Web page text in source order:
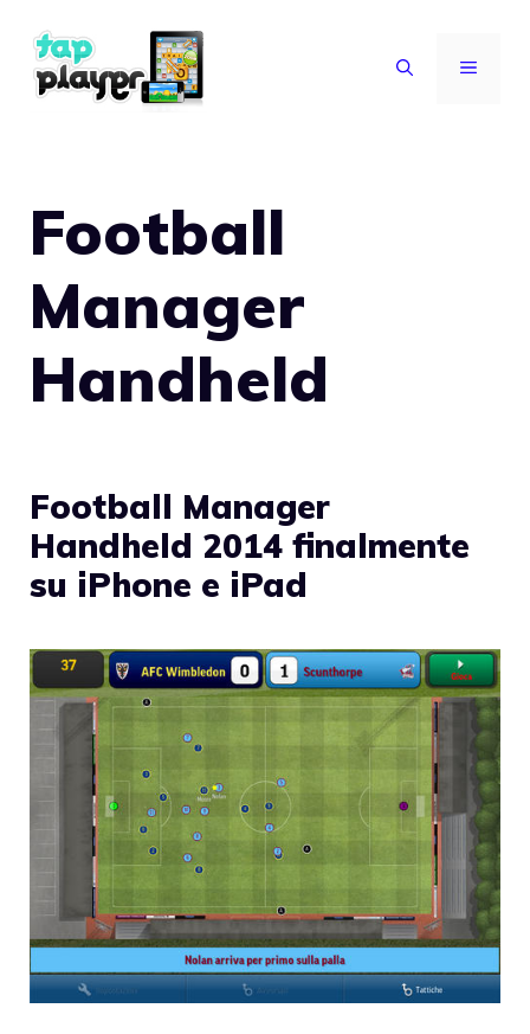
contenuto
MENU
Football
Manager
Handheld
Football Manager
Handheld 2014 finalmente
su iPhone e iPad